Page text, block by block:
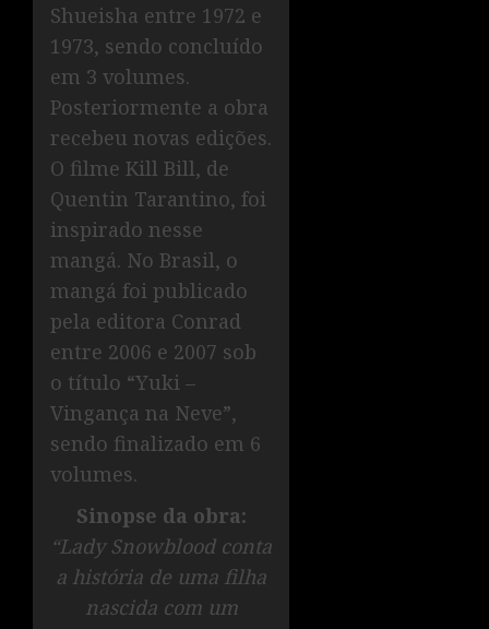
Shueisha entre 1972 e
1973, sendo concluído
em 3 volumes.
Posteriormente a obra
recebeu novas edições.
O filme Kill Bill, de
Quentin Tarantino, foi
inspirado nesse
mangá. No Brasil, o
mangá foi publicado
pela editora Conrad
entre 2006 e 2007 sob
o título “Yuki –
Vingança na Neve”,
sendo finalizado em 6
volumes.
Sinopse da obra:
“Lady Snowblood conta
a história de uma filha
nascida com um